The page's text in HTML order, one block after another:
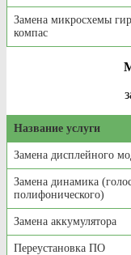
Замена микросхемы
компас
Название услуги
Замена дисплейного
Замена динамика
полифонического)
Замена аккумулятора
Переустановка ПО